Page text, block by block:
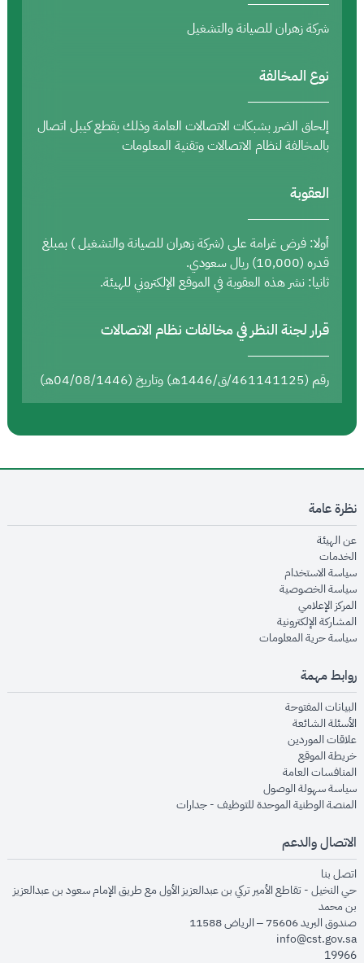
شركة زهران للصيانة والتشغيل
نوع المخالفة
إلحاق الضرر بشبكات الاتصالات العامة وذلك بقطع كيبل اتصال
بالمخالفة لنظام الاتصالات وتقنية المعلومات
العقوبة
أولا: فرض غرامة على (شركة زهران للصيانة والتشغيل ) بمبلغ
قدره (10,000) ريال سعودي.
ثانيا: نشر هذه العقوبة في الموقع الإلكتروني للهيئة.
قرار لجنة النظر في مخالفات نظام الاتصالات
رقم (461141125/ق/1446هـ) وتاريخ (04/08/1446هـ)
نظرة عامة
عن الهيئةopens in new window
الخدماتopens in new window
سياسة الاستخدام
سياسة الخصوصيةopens in new window
المركز الإعلاميopens in new window
المشاركة الإلكترونيةopens in new window
سياسة حرية المعلوماتopens in new window
روابط مهمة
البيانات المفتوحةopens in new window
الأسئلة الشائعةopens in new window
علاقات الموردينopens in new window
خريطة الموقعopens in new window
المنافسات العامةopens in new window
سياسة سهولة الوصولopens in new window
المنصة الوطنية الموحدة للتوظيف - جداراتopens in new window
الاتصال والدعم
اتصل بنا
حي النخيل - تقاطع الأمير تركي بن عبدالعزيز الأول مع طريق الإمام سعود بن عبدالعزيز
بن محمد
صندوق البريد 75606 – الرياض 11588
info@cst.gov.sa
19966